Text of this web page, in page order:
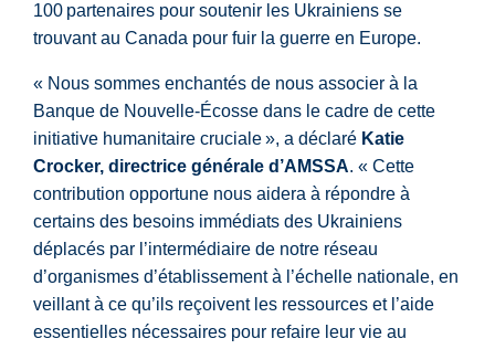
100 partenaires pour soutenir les Ukrainiens se
trouvant au Canada pour fuir la guerre en Europe.
« Nous sommes enchantés de nous associer à la
Banque de Nouvelle-Écosse dans le cadre de cette
initiative humanitaire cruciale », a déclaré Katie
Crocker, directrice générale d’AMSSA. « Cette
contribution opportune nous aidera à répondre à
certains des besoins immédiats des Ukrainiens
déplacés par l’intermédiaire de notre réseau
d’organismes d’établissement à l’échelle nationale, en
veillant à ce qu’ils reçoivent les ressources et l’aide
essentielles nécessaires pour refaire leur vie au